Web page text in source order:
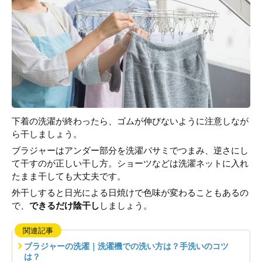
下着の洗濯が終わったら、ゴムが伸びないように注意しなが
ら干しましょう。
ブラジャーはアンダー部分を洗濯バサミでつまみ、逆さにし
て干すのが正しい干し方。ショーツなどは洗濯ネットに入れ
たまま干しても大丈夫です。
外干しすると日光による日焼けで色味が変わることもあるの
で、 できるだけ陰干し しましょう。
関連記事
ブラジャーの洗濯｜洗濯機での洗い方は？手洗いのコツ
は？